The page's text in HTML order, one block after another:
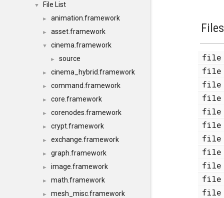
▼ File List
► animation.framework
► asset.framework
▼ cinema.framework
► source
► cinema_hybrid.framework
► command.framework
► core.framework
► corenodes.framework
► crypt.framework
► exchange.framework
► graph.framework
► image.framework
► math.framework
► mesh_misc.framework
Files